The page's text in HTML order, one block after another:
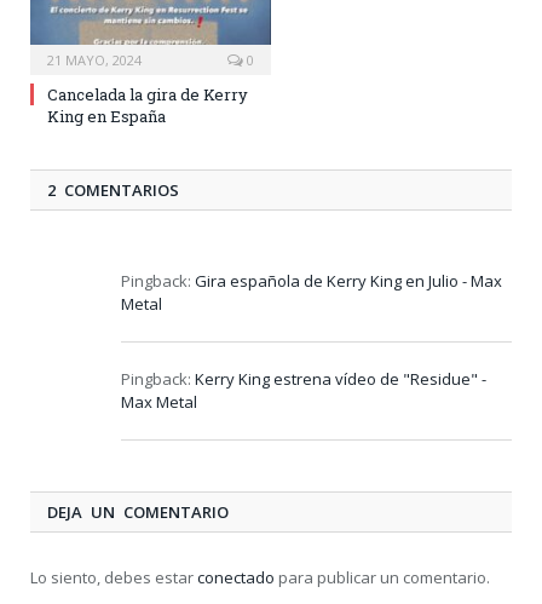
21 MAYO, 2024 0
Cancelada la gira de Kerry
King en España
2 COMENTARIOS
Pingback: Gira española de Kerry King en Julio - Max
Metal
Pingback: Kerry King estrena vídeo de "Residue" -
Max Metal
DEJA UN COMENTARIO
Lo siento, debes estarconectado para publicar un comentario.